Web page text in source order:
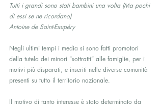
Tutti i grandi sono stati bambini una volta (Ma pochi
di essi se ne ricordano)
Antoine de Saint-Exupéry
Negli ultimi tempi i media si sono fatti promotori
della tutela dei minori “sottratti” alle famiglie, per i
motivi più disparati, e inseriti nelle diverse comunità
presenti su tutto il territorio nazionale.
Il motivo di tanto interesse è stato determinato da